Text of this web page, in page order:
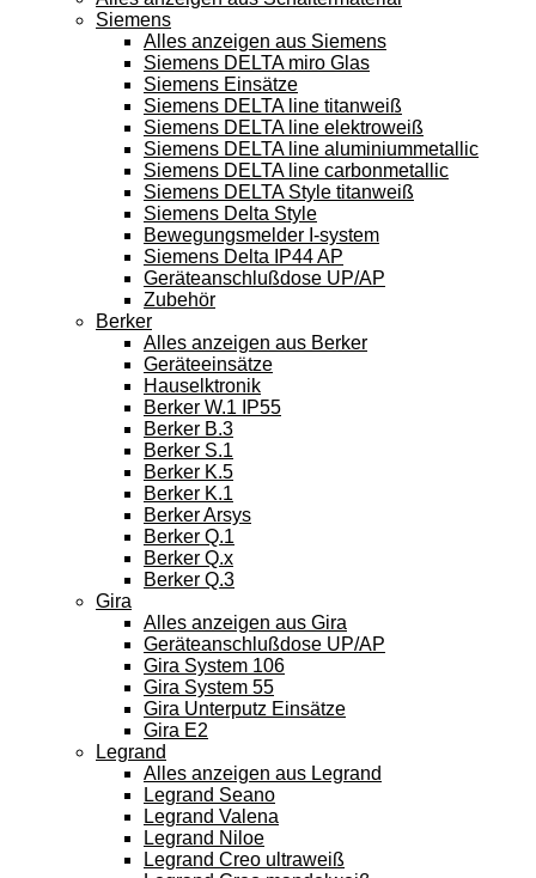
Siemens
Alles anzeigen aus Siemens
Siemens DELTA miro Glas
Siemens Einsätze
Siemens DELTA line titanweiß
Siemens DELTA line elektroweiß
Siemens DELTA line aluminiummetallic
Siemens DELTA line carbonmetallic
Siemens DELTA Style titanweiß
Siemens Delta Style
Bewegungsmelder I-system
Siemens Delta IP44 AP
Geräteanschlußdose UP/AP
Zubehör
Berker
Alles anzeigen aus Berker
Geräteeinsätze
Hauselktronik
Berker W.1 IP55
Berker B.3
Berker S.1
Berker K.5
Berker K.1
Berker Arsys
Berker Q.1
Berker Q.x
Berker Q.3
Gira
Alles anzeigen aus Gira
Geräteanschlußdose UP/AP
Gira System 106
Gira System 55
Gira Unterputz Einsätze
Gira E2
Legrand
Alles anzeigen aus Legrand
Legrand Seano
Legrand Valena
Legrand Niloe
Legrand Creo ultraweiß